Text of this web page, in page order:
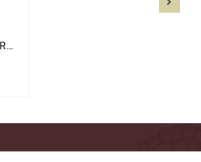
Buisson Saint-Romain Sous Roche 2022